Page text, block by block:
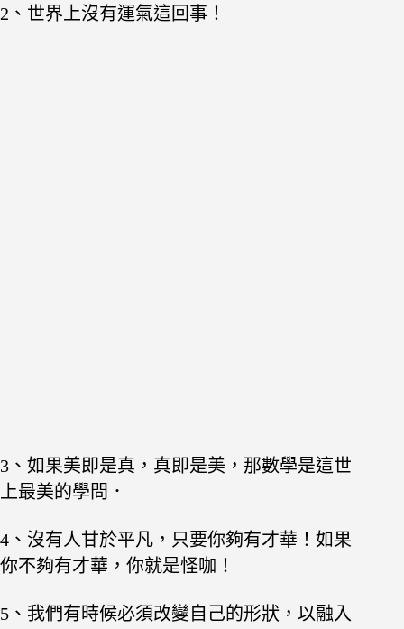
2、世界上沒有運氣這回事！
3、如果美即是真，真即是美，那數學是這世
上最美的學問．
4、沒有人甘於平凡，只要你夠有才華！如果
你不夠有才華，你就是怪咖！
5、我們有時候必須改變自己的形狀，以融入